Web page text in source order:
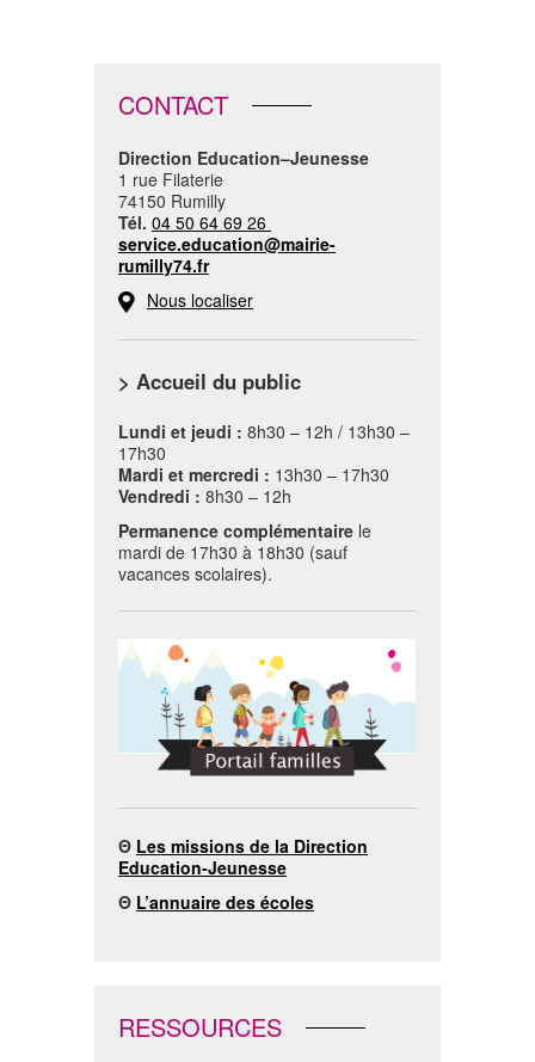
CONTACT
Direction Education–Jeunesse
1 rue Filaterie
74150 Rumilly
Tél. 04 50 64 69 26
service.education@mairie-
rumilly74.fr
Nous localiser
> Accueil du public
Lundi et jeudi : 8h30 – 12h / 13h30 –
17h30
Mardi et mercredi : 13h30 – 17h30
Vendredi : 8h30 – 12h
Permanence complémentaire le
mardi de 17h30 à 18h30 (sauf
vacances scolaires).
Θ Les missions de la Direction
Education-Jeunesse
Θ L’annuaire des écoles
RESSOURCES